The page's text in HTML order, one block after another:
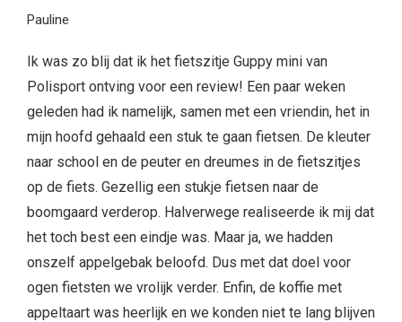
Pauline
Ik was zo blij dat ik het fietszitje Guppy mini van
Polisport ontving voor een review! Een paar weken
geleden had ik namelijk, samen met een vriendin, het in
mijn hoofd gehaald een stuk te gaan fietsen. De kleuter
naar school en de peuter en dreumes in de fietszitjes
op de fiets. Gezellig een stukje fietsen naar de
boomgaard verderop. Halverwege realiseerde ik mij dat
het toch best een eindje was. Maar ja, we hadden
onszelf appelgebak beloofd. Dus met dat doel voor
ogen fietsten we vrolijk verder. Enfin, de koffie met
appeltaart was heerlijk en we konden niet te lang blijven